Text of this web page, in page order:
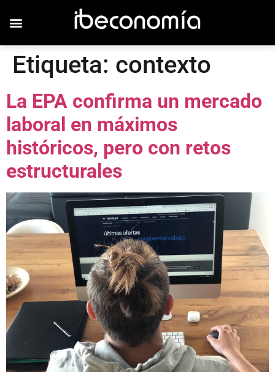
Etiqueta: contexto
La EPA confirma un mercado
laboral en máximos
históricos, pero con retos
estructurales